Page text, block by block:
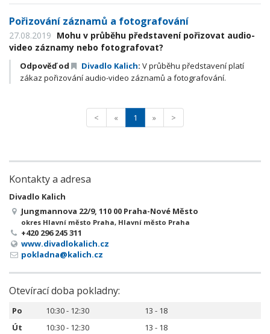
Pořizování záznamů a fotografování
27.08.2019 Mohu v průběhu představení pořizovat audio-
video záznamy nebo fotografovat?
Odpověď od Divadlo Kalich: V průběhu představení platí
zákaz pořizování audio-video záznamů a fotografování.
< « 1 » >
Kontakty a adresa
Divadlo Kalich
Jungmannova 22/9, 110 00 Praha-Nové Město
okres Hlavní město Praha, Hlavní město Praha
+420 296 245 311
www.divadlokalich.cz
pokladna@kalich.cz
Otevírací doba pokladny:
Po 10:30 - 12:30
13 - 18
Út
10:30 - 12:30
13 - 18